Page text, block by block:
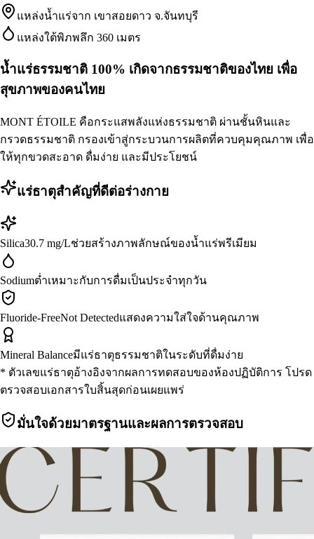
แหล่งน้ำแร่จาก เขาสอยดาว จ.จันทบุรี
แหล่งใต้พิภพลึก 360 เมตร
น้ำแร่ธรรมชาติ 100% เกิดจากธรรมชาติของไทย เพื่อ
สุขภาพของคนไทย
MONT ÉTOILE คือกระแสพลังแห่งธรรมชาติ ผ่านชั้นหินและ
กรวดธรรมชาติ กรองเข้าสู่กระบวนการผลิตที่ควบคุมคุณภาพ เพื่อ
ให้ทุกขวดสะอาด ดื่มง่าย และมีประโยชน์
แร่ธาตุสำคัญที่ดีต่อร่างกาย
Silica30.7 mg/Lช่วยสร้างภาพลักษณ์ของน้ำแร่พรีเมียม
Sodiumต่ำเหมาะกับการดื่มเป็นประจำทุกวัน
Fluoride-FreeNot Detectedแสดงความใส่ใจด้านคุณภาพ
Mineral Balanceมีแร่ธาตุธรรมชาติในระดับที่ดื่มง่าย
* ตัวเลขแร่ธาตุอ้างอิงจากผลการทดสอบของห้องปฏิบัติการ โปรด
ตรวจสอบเอกสารใบสิ้นสุดก่อนเผยแพร่
มั่นใจด้วยมาตรฐานและผลการตรวจสอบ